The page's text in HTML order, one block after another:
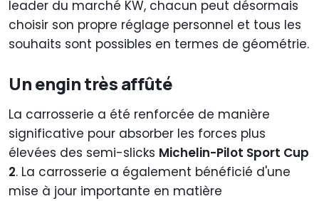
leader du marché KW, chacun peut désormais
choisir son propre réglage personnel et tous les
souhaits sont possibles en termes de géométrie.
Un engin très affûté
La carrosserie a été renforcée de manière
significative pour absorber les forces plus
élevées des semi-slicks Michelin-Pilot Sport Cup
2. La carrosserie a également bénéficié d'une
mise à jour importante en matière